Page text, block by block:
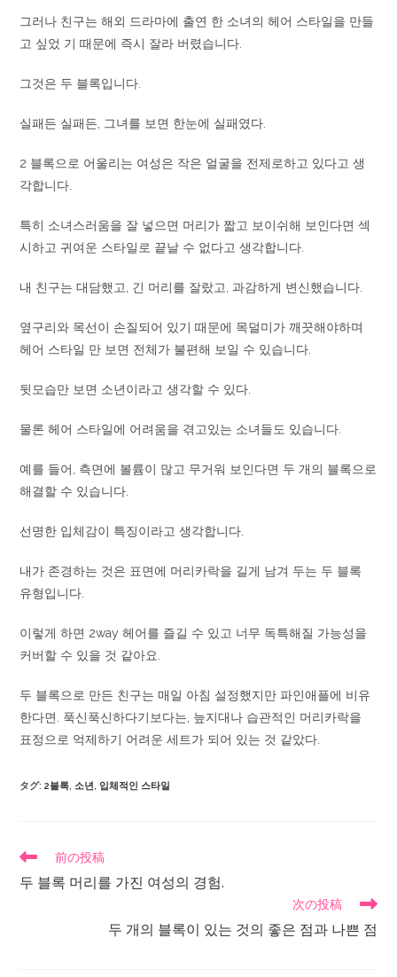
그러나 친구는 해외 드라마에 출연 한 소녀의 헤어 스타일을 만들
고 싶었 기 때문에 즉시 잘라 버렸습니다.
그것은 두 블록입니다.
실패든 실패든, 그녀를 보면 한눈에 실패였다.
2 블록으로 어울리는 여성은 작은 얼굴을 전제로하고 있다고 생
각합니다.
특히 소녀스러움을 잘 넣으면 머리가 짧고 보이쉬해 보인다면 섹
시하고 귀여운 스타일로 끝날 수 없다고 생각합니다.
내 친구는 대담했고, 긴 머리를 잘랐고, 과감하게 변신했습니다.
옆구리와 목선이 손질되어 있기 때문에 목덜미가 깨끗해야하며
헤어 스타일 만 보면 전체가 불편해 보일 수 있습니다.
뒷모습만 보면 소년이라고 생각할 수 있다.
물론 헤어 스타일에 어려움을 겪고있는 소녀들도 있습니다.
예를 들어, 측면에 볼륨이 많고 무거워 보인다면 두 개의 블록으로
해결할 수 있습니다.
선명한 입체감이 특징이라고 생각합니다.
내가 존경하는 것은 표면에 머리카락을 길게 남겨 두는 두 블록
유형입니다.
이렇게 하면 2way 헤어를 즐길 수 있고 너무 독특해질 가능성을
커버할 수 있을 것 같아요.
두 블록으로 만든 친구는 매일 아침 설정했지만 파인애플에 비유
한다면. 푹신푹신하다기보다는, 늪지대나 습관적인 머리카락을
표정으로 억제하기 어려운 세트가 되어 있는 것 같았다.
タグ:2블록, 소년, 입체적인 스타일
前の投稿
두 블록 머리를 가진 여성의 경험.
次の投稿
두 개의 블록이 있는 것의 좋은 점과 나쁜 점